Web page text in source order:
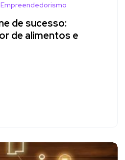
Empreendedorismo
de sucesso:
de alimentos e